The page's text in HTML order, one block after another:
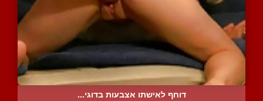
דוחף לאישתו אצבעות בדוגי...